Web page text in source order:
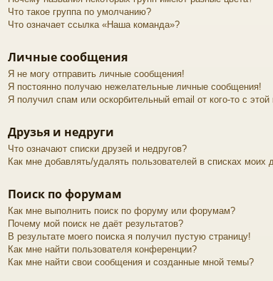
Что такое группа по умолчанию?
Что означает ссылка «Наша команда»?
Личные сообщения
Я не могу отправить личные сообщения!
Я постоянно получаю нежелательные личные сообщения!
Я получил спам или оскорбительный email от кого-то с
Друзья и недруги
Что означают списки друзей и недругов?
Как мне добавлять/удалять пользователей в списках моих
Поиск по форумам
Как мне выполнить поиск по форуму или форумам?
Почему мой поиск не даёт результатов?
В результате моего поиска я получил пустую страницу!
Как мне найти пользователя конференции?
Как мне найти свои сообщения и созданные мной темы?